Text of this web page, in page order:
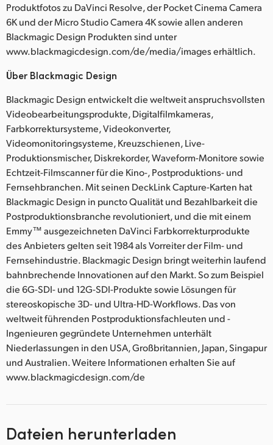
Produktfotos zu DaVinci Resolve, der Pocket Cinema Camera
6K und der Micro Studio Camera 4K sowie allen anderen
Blackmagic Design Produkten sind unter
www.blackmagicdesign.com/de/media/images erhältlich.
Über Blackmagic Design
Blackmagic Design entwickelt die weltweit anspruchsvollsten
Videobearbeitungsprodukte, Digitalfilmkameras,
Farbkorrektursysteme, Videokonverter,
Videomonitoringsysteme, Kreuzschienen, Live-
Produktionsmischer, Diskrekorder, Waveform-Monitore sowie
Echtzeit-Filmscanner für die Kino-, Postproduktions- und
Fernsehbranchen. Mit seinen DeckLink Capture-Karten hat
Blackmagic Design in puncto Qualität und Bezahlbarkeit die
Postproduktionsbranche revolutioniert, und die mit einem
Emmy™ ausgezeichneten DaVinci Farbkorrekturprodukte
des Anbieters gelten seit 1984 als Vorreiter der Film- und
Fernsehindustrie. Blackmagic Design bringt weiterhin laufend
bahnbrechende Innovationen auf den Markt. So zum Beispiel
die 6G-SDI- und 12G-SDI-Produkte sowie Lösungen für
stereoskopische 3D- und Ultra-HD-Workflows. Das von
weltweit führenden Postproduktionsfachleuten und -
Ingenieuren gegründete Unternehmen unterhält
Niederlassungen in den USA, Großbritannien, Japan, Singapur
und Australien. Weitere Informationen erhalten Sie auf
www.blackmagicdesign.com/de
Dateien herunterladen